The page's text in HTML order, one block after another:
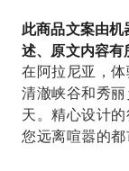
此商品文案由
述、原文内容有
在阿拉尼亚，体
清澈峡谷和秀
天。精心设计
您远离喧嚣的都